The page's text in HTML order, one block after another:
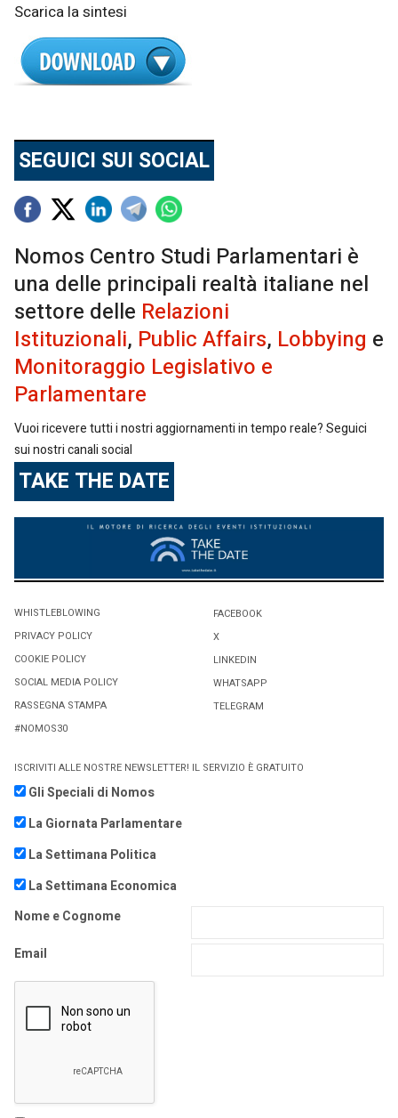
Scarica la sintesi
SEGUICI SUI SOCIAL
Nomos Centro Studi Parlamentari è
una delle principali realtà italiane nel
settore delle Relazioni
Istituzionali, Public Affairs, Lobbying e
Monitoraggio Legislativo e
Parlamentare
Vuoi ricevere tutti i nostri aggiornamenti in tempo reale? Seguici
sui nostri canali social
TAKE THE DATE
WHISTLEBLOWING
PRIVACY POLICY
COOKIE POLICY
SOCIAL MEDIA POLICY
RASSEGNA STAMPA
#NOMOS30
FACEBOOK
X
LINKEDIN
WHATSAPP
TELEGRAM
ISCRIVITI ALLE NOSTRE NEWSLETTER! IL SERVIZIO È GRATUITO
Gli Speciali di Nomos
La Giornata Parlamentare
La Settimana Politica
La Settimana Economica
Nome e Cognome
Email